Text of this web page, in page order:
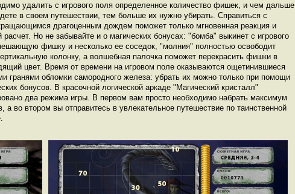
удалить с игрового поля определенное количество фишек, и чем дальше
в своем путешествии, тем больше их нужно убирать. Справиться с
драгоценным дождем поможет только мгновенная реакция и
расчет. Но не забывайте и о магических бонусах: "бомба" выкинет с игрового
фишку и несколько ее соседок, "молния" полностью освободит
колонку, а волшебная палочка поможет перекрасить фишки в
цвет. Время от времени на игровом поле оказываются ощетинившиеся
гранями обломки самородного железа: убрать их можно только при помощи
бонусов. В красочной логической аркаде "Магический кристалл"
два режима игры. В первом вам просто необходимо набрать максимум
а во втором вы отправитесь в увлекательное путешествие по таинственной